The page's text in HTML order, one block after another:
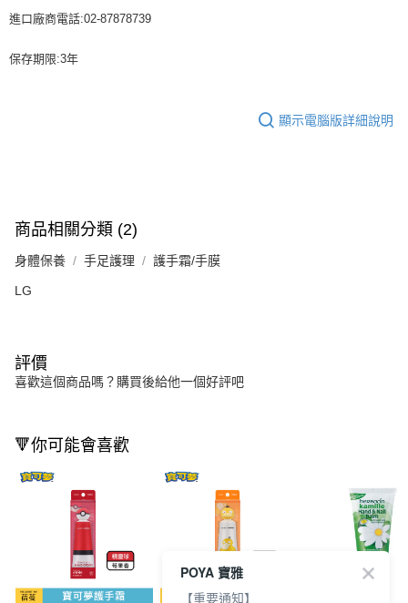
進口廠商電話:02-87878739
保存期限:3年
顯示電腦版詳細說明
商品相關分類 (2)
身體保養 手足護理 護手霜/手膜
LG
評價
喜歡這個商品嗎？購買後給他一個好評吧
🔻你可能會喜歡
POYA 寶雅
【重要通知】